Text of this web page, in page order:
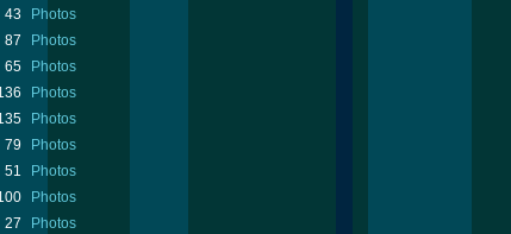
43
Photos
87
Photos
65
Photos
Photos
Photos
79
Photos
51
Photos
Photos
27
Photos